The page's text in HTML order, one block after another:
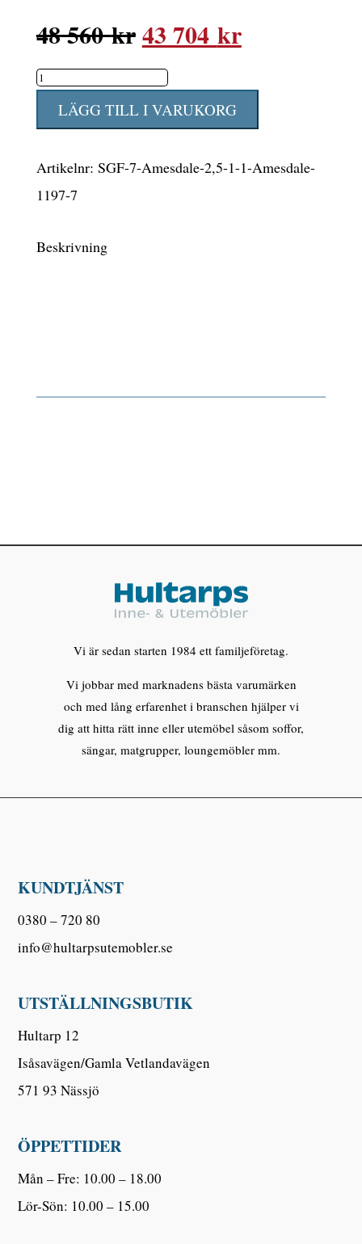
48 560krDet
ursprungliga
priset
var:
560 kr.
43 704 krDet
priset
704 kr.
Amesdale
soffgrupp
teak/antracit
LÄGG TILL I VARUKORG
Artikelnr: SGF-7-Amesdale-2,5-1-1-Amesdale-
1197-7
Beskrivning
Vi är sedan starten 1984 ett familjeföretag.
Vi jobbar med marknadens bästa varumärken
och med lång erfarenhet i branschen hjälper vi
dig att hitta rätt inne eller utemöbel såsom soffor,
sängar, matgrupper, loungemöbler mm.
KUNDTJÄNST
0380 – 720 80
info@hultarpsutemobler.se
UTSTÄLLNINGSBUTIK
Hultarp 12
Isåsavägen/Gamla Vetlandavägen
571 93 Nässjö
ÖPPETTIDER
Mån – Fre: 10.00 – 18.00
Lör-Sön: 10.00 – 15.00